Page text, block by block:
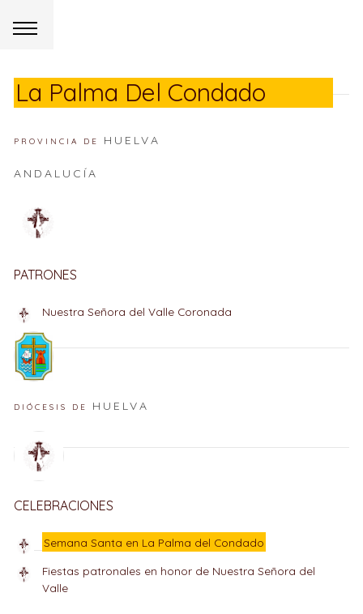
La Palma Del Condado
PROVINCIA DE HUELVA
ANDALUCÍA
PATRONES
Nuestra Señora del Valle Coronada
DIÓCESIS DE HUELVA
CELEBRACIONES
Semana Santa en La Palma del Condado
Fiestas patronales en honor de Nuestra Señora del
Valle